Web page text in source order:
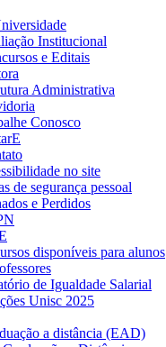
Institucional
e Editais
Administrativa
Conosco
no site
de segurança pessoal
e Perdidos
disponíveis para alunos
de Igualdade Salarial
Unisc 2025
a distância (EAD)